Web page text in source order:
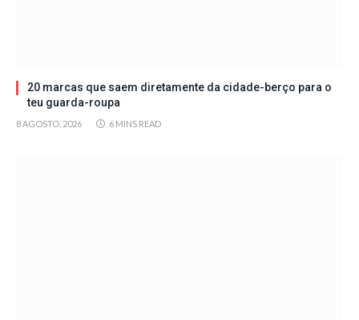
20 marcas que saem diretamente da cidade-berço para o
teu guarda-roupa
8 AGOSTO, 2026 6 MINS READ